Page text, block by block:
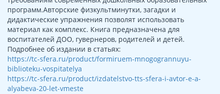
программ.Авторские физкультминутки, загадки и
дидактические упражнения позволят использовать
материал как комплекс. Книга предназначена для
воспитателей ДОО, гувернеров, родителей и детей.
Подробнее об издании в статьях:
https://tc-sfera.ru/product/formiruem-mnogogrannuyu-
biblioteku-vospitatelya
https://tc-sfera.ru/product/izdatelstvo-tts-sfera-i-avtor-e-a-
alyabeva-20-let-vmeste